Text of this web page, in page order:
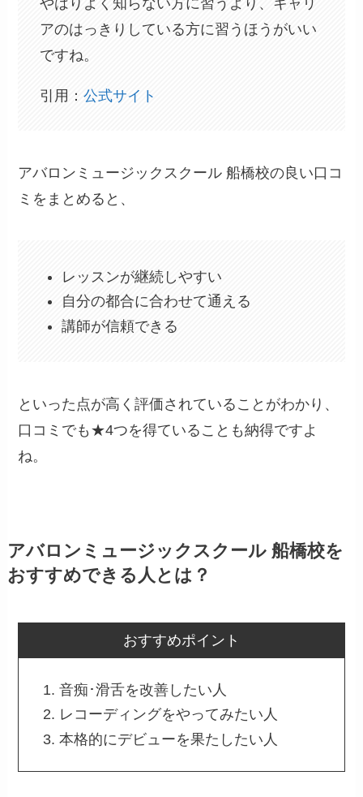
アのはっきりしている方に習うほうがいい
ですね。
引用：公式サイト
アバロンミュージックスクール 船橋校の良い口コ
ミをまとめると、
レッスンが継続しやすい
自分の都合に合わせて通える
講師が信頼できる
といった点が高く評価されていることがわかり、
口コミでも★4つを得ていることも納得ですよ
ね。
アバロンミュージックスクール 船橋校を
おすすめできる人とは？
おすすめポイント
音痴･滑舌を改善したい人
レコーディングをやってみたい人
本格的にデビューを果たしたい人